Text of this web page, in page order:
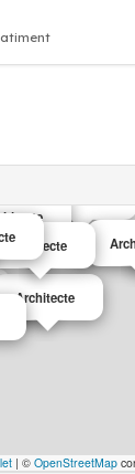
Architecte
Architecte
Architecte
| © OpenStreetMap